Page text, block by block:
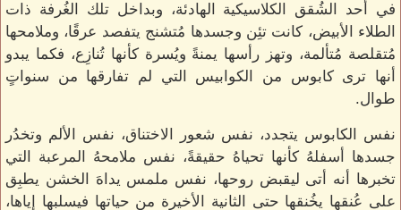
في أحد الشُقق الكلاسيكية الهادئة، وبداخل تلك الغُرفة ذات
الطلاء الأبيض، كانت تئِن وجسدها مُتشنج يتفصد عرقًا، وملامحها
مُتقلصة مُتألمة، وتهز رأسها يمنةً ويُسرة كأنها تُنازِع، فكما يبدو
أنها ترى كابوس من الكوابيس التي لم تفارقها من سنواتٍ
طوال.
نفس الكابوس يتجدد، نفس شعور الاختناق، نفس الألم وتخدُر
جسدها أسفلهُ كأنها تحياهُ حقيقةً، نفس ملامحهُ المرعبة التي
تخبرها أنه أتى ليقبض روحها، نفس ملمس يداهَ الخشن يطبِق
على عُنقها يخُنقها حتى الثانية الأخيرة من حياتها فيسلبها إياها،